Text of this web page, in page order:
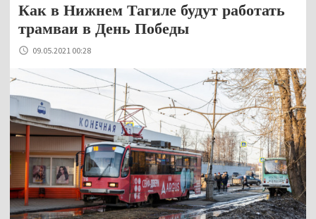
Как в Нижнем Тагиле будут работать
трамваи в День Победы
09.05.2021 00:28